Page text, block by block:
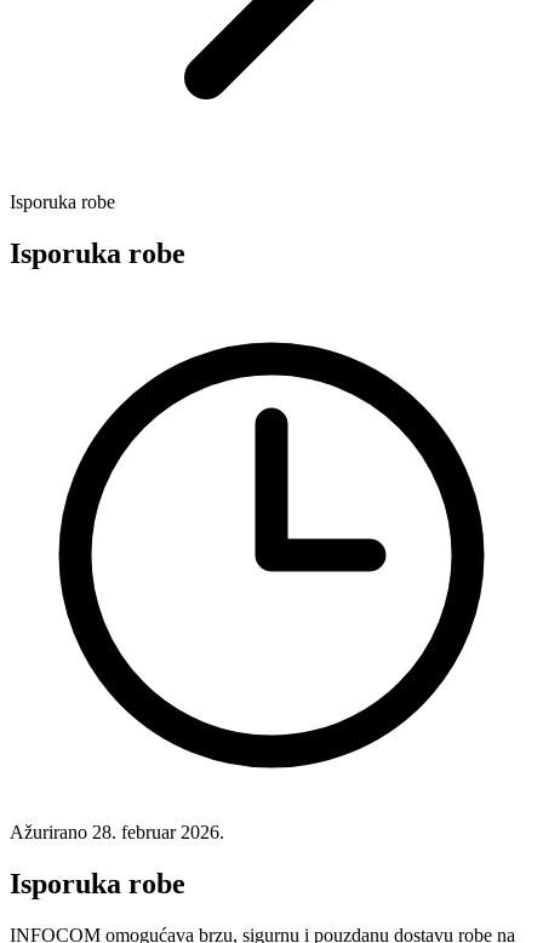
Isporuka robe
Isporuka robe
Ažurirano 28. februar 2026.
Isporuka robe
INFOCOM omogućava brzu, sigurnu i pouzdanu dostavu robe na